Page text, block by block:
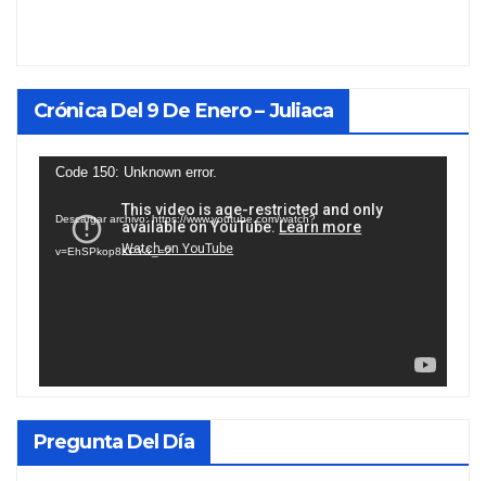
Crónica Del 9 De Enero – Juliaca
Reproductor
vídeo
Code 150: Unknown error.
Descargar archivo: https://www.youtube.com/watch?
v=EhSPkop8KPY&_=2
Pregunta Del Día